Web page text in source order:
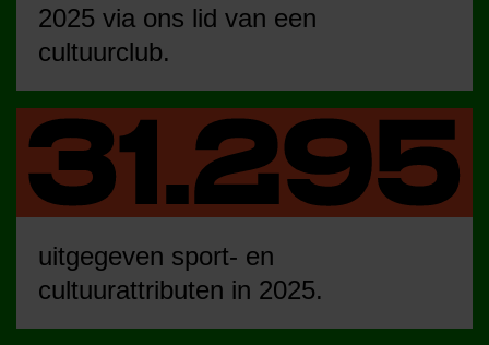
2025 via ons lid van een
cultuurclub.
uitgegeven sport- en
cultuurattributen in 2025.